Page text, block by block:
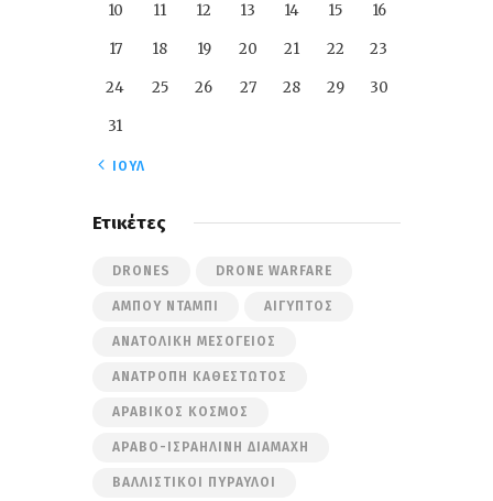
10 11 12 13 14 15 16
17 18 19 20 21 22 23
24 25 26 27 28 29 30
31
« ΙΟΎΛ
Ετικέτες
DRONES DRONE WARFARE
ΆΜΠΟΥ ΝΤΆΜΠΙ ΑΊΓΥΠΤΟΣ
ΑΝΑΤΟΛΙΚΉ ΜΕΣΌΓΕΙΟΣ
ΑΝΑΤΡΟΠΉ ΚΑΘΕΣΤΏΤΟΣ
ΑΡΑΒΙΚΌΣ ΚΌΣΜΟΣ
ΑΡΑΒΟ-ΙΣΡΑΗΛΙΝΉ ΔΙΑΜΆΧΗ
ΒΑΛΛΙΣΤΙΚΟΊ ΠΎΡΑΥΛΟΙ